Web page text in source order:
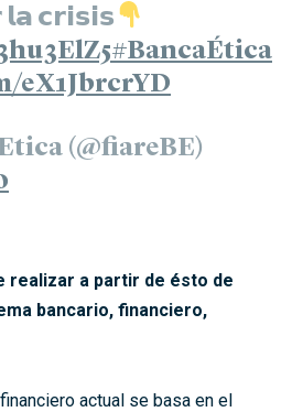
𝗰𝗿𝗶𝘀𝗶𝘀
#BancaÉtica
eX1JbrcrYD
(@fiareBE)
realizar a partir de ésto de
bancario, financiero,
actual se basa en el